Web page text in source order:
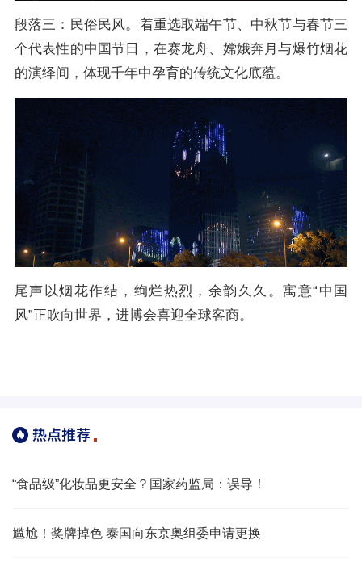
段落三：民俗民风。着重选取端午节、中秋节与春节三
个代表性的中国节日，在赛龙舟、嫦娥奔月与爆竹烟花
的演绎间，体现千年中孕育的传统文化底蕴。
尾声以烟花作结，绚烂热烈，余韵久久。寓意“中国
风”正吹向世界，进博会喜迎全球客商。
“食品级”化妆品更安全？国家药监局：误导！
尴尬！奖牌掉色 泰国向东京奥组委申请更换